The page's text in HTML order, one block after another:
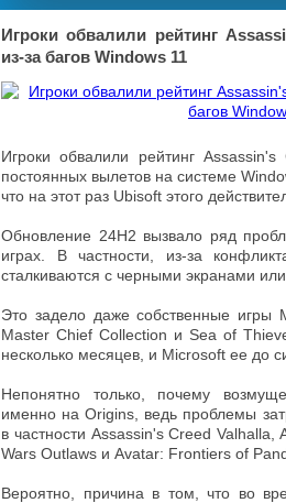
Игроки обвалили рейтинг
из-за багов Windows 11
Игроки обвалили рейтинг
постоянных вылетов на системе
что на этот раз Ubisoft этого
Обновление 24H2 вызвало ряд
играх. В частности, из-за
сталкиваются с черными экранами
Это задело даже собственные игры
Master Chief Collection и Sea of
несколько месяцев, и Microsoft ее до
Непонятно только, почему
именно на Origins, ведь проблемы
в частности Assassin's Creed
Wars Outlaws и Avatar: Frontiers of
Вероятно, причина в том, что во